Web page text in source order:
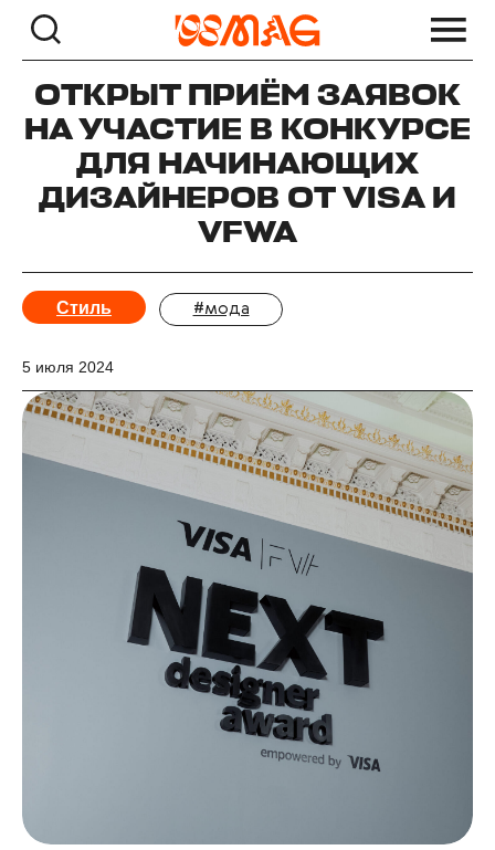
ОТКРЫТ ПРИЁМ ЗАЯВОК
НА УЧАСТИЕ В КОНКУРСЕ
ДЛЯ НАЧИНАЮЩИХ
ДИЗАЙНЕРОВ ОТ VISA И
VFWA
Стиль #мода
5 июля 2024